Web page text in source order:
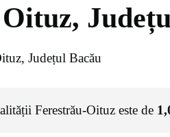
Județul Bacău
Ferestrău-Oituz este de